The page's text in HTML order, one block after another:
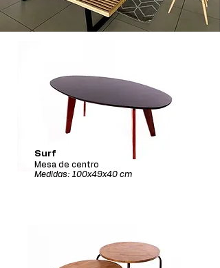
Surf
Mesa de centro
Medidas: 100x49x40 cm